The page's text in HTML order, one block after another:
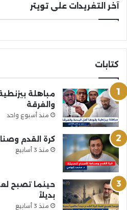
آخر التغريدات على تويتر
كتابات
مباهلة
والفرقة
منذ أسبوع واحد
كرة القدم
منذ 3 أسابيع
حينما تصبح
بديلاً
منذ 3 أسابيع